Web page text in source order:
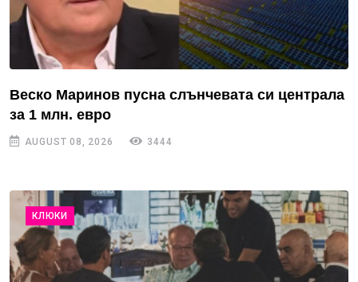
Веско Маринов пусна слънчевата си централа
за 1 млн. евро
AUGUST 08, 2026 3444
КЛЮКИ